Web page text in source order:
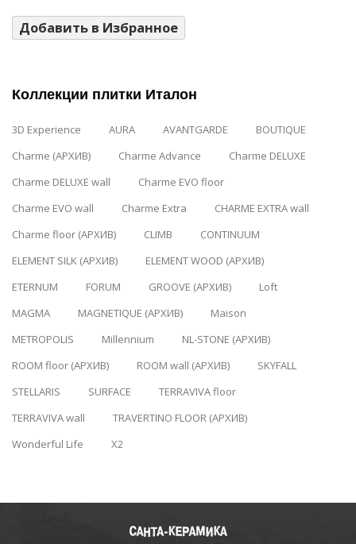
Добавить в Избранное
Коллекции плитки Италон
3D Experience AURA AVANTGARDE
BOUTIQUE
Charme (АРХИВ)
Charme Advance
Charme DELUXE
Charme DELUXE wall
Charme EVO floor
Charme EVO wall
Charme Extra
CHARME EXTRA wall
Charme floor (АРХИВ)
CLIMB
CONTINUUM
ELEMENT SILK (АРХИВ)
ELEMENT WOOD (АРХИВ)
ETERNUM
FORUM GROOVE (АРХИВ)
Loft
MAGMA
MAGNETIQUE (АРХИВ)
Maison
METROPOLIS
Millennium
NL-STONE (АРХИВ)
ROOM floor (АРХИВ)
ROOM wall (АРХИВ)
SKYFALL
STELLARIS
SURFACE
TERRAVIVA floor
TERRAVIVA wall
TRAVERTINO FLOOR (АРХИВ)
Wonderful Life
X2